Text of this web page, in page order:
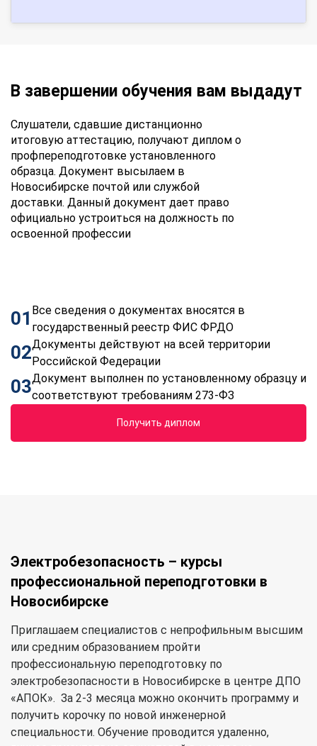
В завершении обучения вам выдадут
Слушатели, сдавшие дистанционно
итоговую аттестацию, получают диплом о
профпереподготовке установленного
образца. Документ высылаем в
Новосибирске почтой или службой
доставки. Данный документ дает право
официально устроиться на должность по
освоенной профессии
01 Все сведения о документах вносятся в
государственный реестр ФИС ФРДО
02Документы действуют на всей территории
Российской Федерации
03Документ выполнен по установленному образцу и
соответствуют требованиям 273-ФЗ
Получить диплом
Электробезопасность – курсы
профессиональной переподготовки в
Новосибирске
Приглашаем специалистов с непрофильным высшим
или средним образованием пройти
профессиональную переподготовку по
электробезопасности в Новосибирске в центре ДПО
«АПОК». За 2-3 месяца можно окончить программу и
получить корочку по новой инженерной
специальности. Обучение проводится удаленно,